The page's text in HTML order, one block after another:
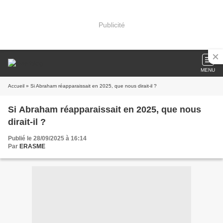
Publicité
MENU
Accueil » Si Abraham réapparaissait en 2025, que nous dirait-il ?
Si Abraham réapparaissait en 2025, que nous
dirait-il ?
Publié le 28/09/2025 à 16:14
Par ERASME